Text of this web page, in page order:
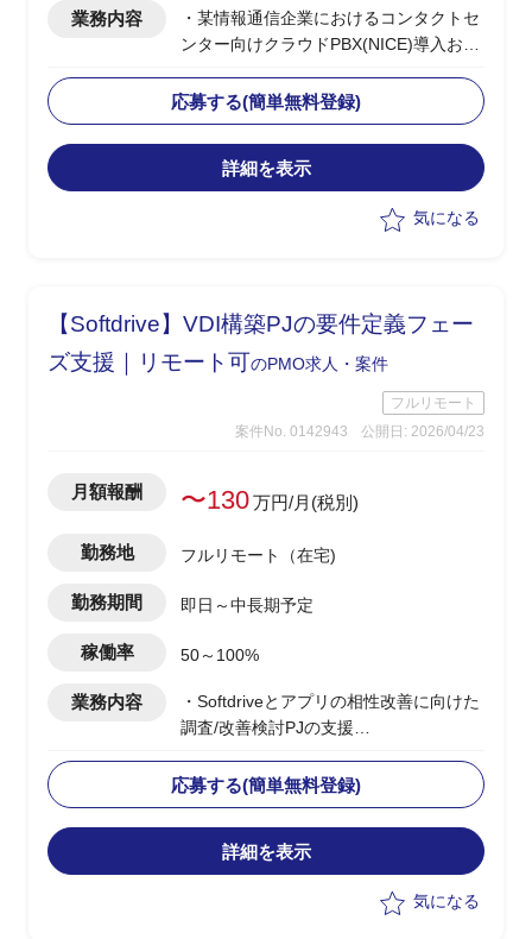
業務内容
・某情報通信企業におけるコンタクトセ
ンター向けクラウドPBX(NICE)導入およ
・コンタクトセンター基盤導入の上流提
案から実装までの推進
・顧客への提案活動を通じた案件創出お
よび案件獲得のリード
理を行いながらPJ推進を実施
応募する(簡単無料登録)
詳細を表示
気になる
【Softdrive】VDI構築PJの要件定義フェー
ズ支援｜リモート可のPMO求人・案件
フルリモート
案件No. 0142943
公開日: 2026/04/23
月額報酬 〜130万円/月(税別)
勤務地 フルリモート（在宅)
勤務期間 即日～中長期予定
稼働率 50～100%
業務内容
・Softdriveとアプリの相性改善に向けた
調査/改善検討PJの支援
を踏まえた改善策の検討と要件整理を担
当
・Softdrive領域における技術的な理解を
もとに、各種ステークホルダーとの調整
・手探り状態の中で主導的に改善案を提
応募する(簡単無料登録)
詳細を表示
気になる